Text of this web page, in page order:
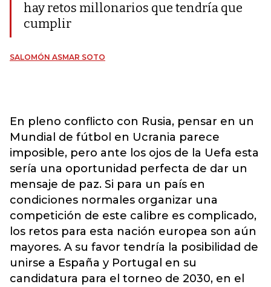
hay retos millonarios que tendría que
cumplir
SALOMÓN ASMAR SOTO
En pleno conflicto con Rusia, pensar en un
Mundial de fútbol en Ucrania parece
imposible, pero ante los ojos de la Uefa esta
sería una oportunidad perfecta de dar un
mensaje de paz. Si para un país en
condiciones normales organizar una
competición de este calibre es complicado,
los retos para esta nación europea son aún
mayores. A su favor tendría la posibilidad de
unirse a España y Portugal en su
candidatura para el torneo de 2030, en el